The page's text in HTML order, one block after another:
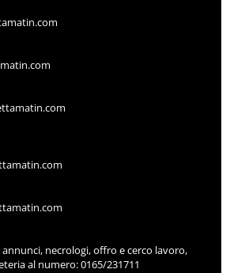
necrologi, offro e cerco lavoro,
al numero: 0165/231711